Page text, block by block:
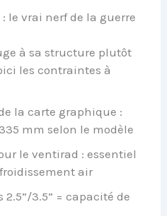
le vrai nerf de la guerre
à sa structure plutôt
les contraintes à
la carte graphique :
mm selon le modèle
le ventirad : essentiel
air
3.5” = capacité de